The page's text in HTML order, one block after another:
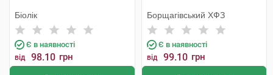
Біолік
Є в наявності
від 98.10 грн
Борщагівський ХФЗ
Є в наявності
від 99.10 грн